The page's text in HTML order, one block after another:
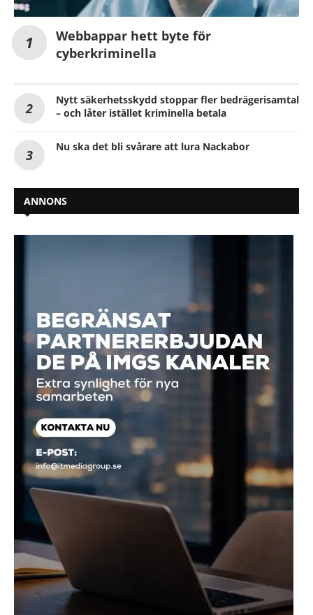
Webbappar hett byte för
cyberkriminella
Nytt säkerhetsskydd stoppar fler bedrägerisamtal
– och låter istället kriminella betala
Nu ska det bli svårare att lura Nackabor
ANNONS